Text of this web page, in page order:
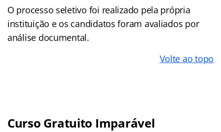
O processo seletivo foi realizado pela própria
instituição e os candidatos foram avaliados por
análise documental.
Volte ao topo
Curso Gratuito Imparável